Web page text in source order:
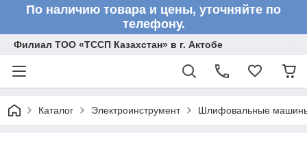
По наличию товара и цены, уточняйте по
телефону.
Филиал ТОО «ТССП Казахстан» в г. Актобе
Каталог Электроинструмент Шлифовальные